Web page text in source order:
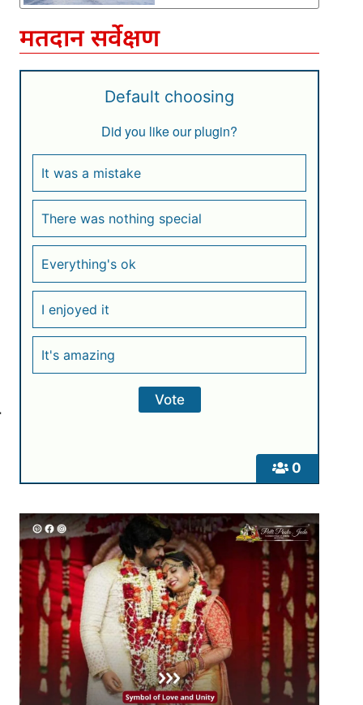
मतदान सर्वेक्षण
0
Default choosing
Did you like our plugin?
It was a mistake
There was nothing special
Everything's ok
I enjoyed it
It's amazing